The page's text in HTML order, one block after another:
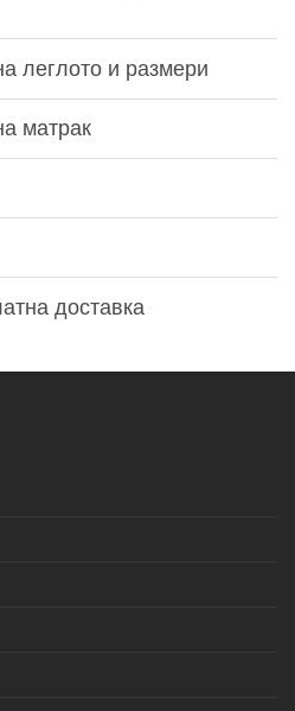
леглото и размери
матрак
доставка